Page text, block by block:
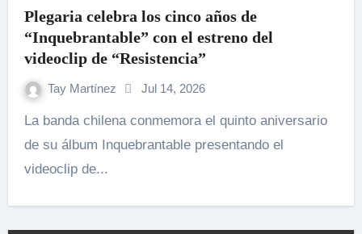
Plegaria celebra los cinco años de
“Inquebrantable” con el estreno del
videoclip de “Resistencia”
Tay Martínez Jul 14, 2026
La banda chilena conmemora el quinto aniversario
de su álbum Inquebrantable presentando el
videoclip de...